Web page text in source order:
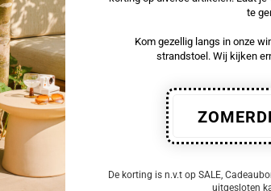
€ 569,00
te
Kom gezellig langs in onze
strandstoel. Wij kijken
De korting is n.v.t op SALE,
uitgesloten